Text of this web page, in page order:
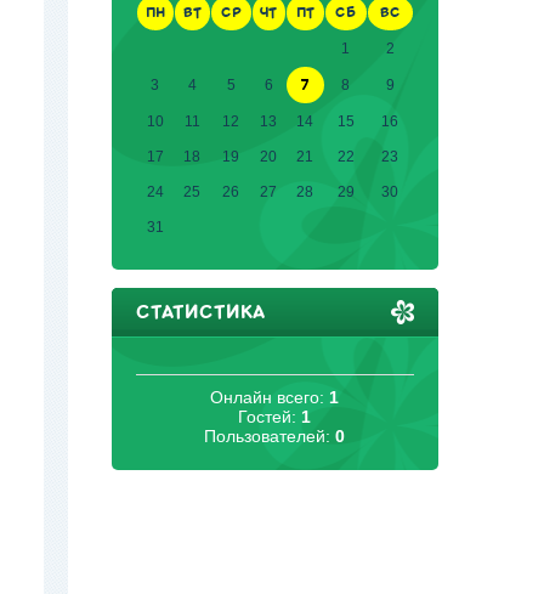
ПН ВТ СР ЧТ ПТ СБ ВС
1 2
3 4 5 6 7 8 9
10 11 12 13 14 15 16
17 18 19 20 21 22 23
24 25 26 27 28 29 30
31
СТАТИСТИКА
Онлайн всего: 1
Гостей: 1
Пользователей:0